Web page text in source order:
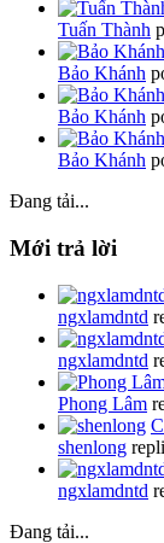
Tuấn Thành
Bảo Khánh
Bảo Khánh
Bảo Khánh
Đang tải...
Mới trả lời
ngxlamdntd
ngxlamdntd
Phong Lâm
shenlong
ngxlamdntd
Đang tải...